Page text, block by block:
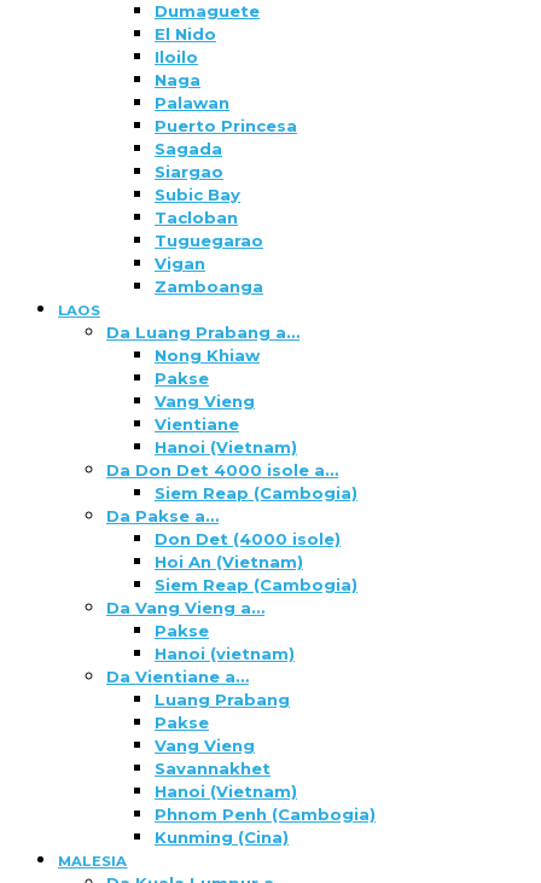
Dumaguete
El Nido
Iloilo
Naga
Palawan
Puerto Princesa
Sagada
Siargao
Subic Bay
Tacloban
Tuguegarao
Vigan
Zamboanga
LAOS
Da Luang Prabang a…
Nong Khiaw
Pakse
Vang Vieng
Vientiane
Hanoi (Vietnam)
Da Don Det 4000 isole a…
Siem Reap (Cambogia)
Da Pakse a…
Don Det (4000 isole)
Hoi An (Vietnam)
Siem Reap (Cambogia)
Da Vang Vieng a…
Pakse
Hanoi (vietnam)
Da Vientiane a…
Luang Prabang
Pakse
Vang Vieng
Savannakhet
Hanoi (Vietnam)
Phnom Penh (Cambogia)
Kunming (Cina)
MALESIA